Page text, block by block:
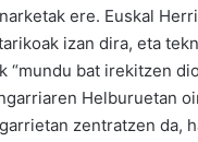
ere. Euskal
izan dira, eta
“mundu bat irekitzen
Helburuetan
zentratzen da,